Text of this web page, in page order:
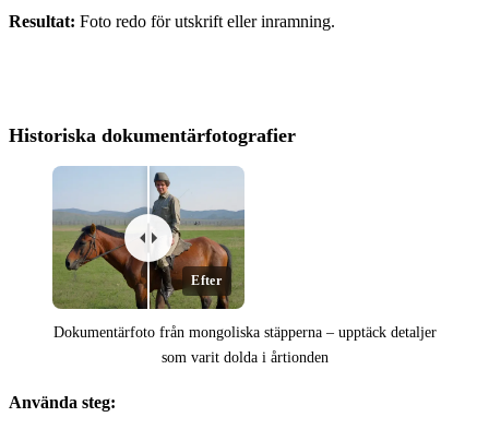
Resultat: Foto redo för utskrift eller inramning.
Historiska dokumentärfotografier
Efter
Dokumentärfoto från mongoliska stäpperna – upptäck detaljer
som varit dolda i årtionden
Använda steg: